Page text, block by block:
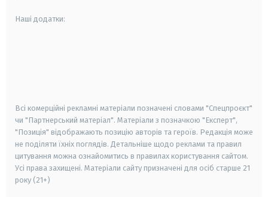
Наші додатки:
Всі комерційні рекламні матеріали позначені словами "Спецпроєкт"
чи "Партнерський матеріал". Матеріали з позначкою "Експерт",
"Позиція" відображають позицію авторів та героїв. Редакція може
не поділяти їхніх поглядів. Детальніше щодо реклами та правил
цитування можна ознайомитись в правилах користування сайтом.
Усі права захищені. Матеріали сайту призначені для осіб старше 21
року (21+)